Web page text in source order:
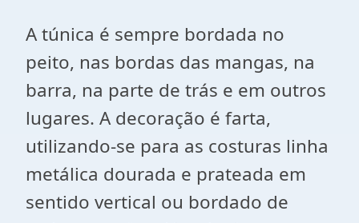
A túnica é sempre bordada no
peito, nas bordas das mangas, na
barra, na parte de trás e em outros
lugares. A decoração é farta,
utilizando-se para as costuras linha
metálica dourada e prateada em
sentido vertical ou bordado de